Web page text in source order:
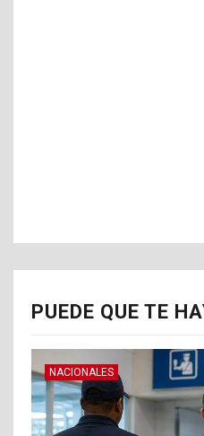
PUEDE QUE TE
NACIONALES